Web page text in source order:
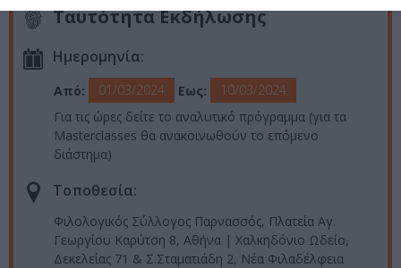
Ταυτότητα Εκδήλωσης
Ημερομηνία:
Από: 01/03/2024 Εως:
10/03/2024
Για τις ώρες δείτε το αναλυτικό πρόγραμμα (για τα
Masterclasses θα ανακοινωθούν το επόμενο
διάστημα)
Τοποθεσία:
Φιλολογικός Σύλλογος Παρνασσός, Πλατεία Αγ.
Γεωργίου Καρύτση 8, Αθήνα | Χαλκηδόνιο Ωδείο,
Δεκελείας 71 & Σ.Σταματιάδη 2, Νέα Φιλαδέλφεια